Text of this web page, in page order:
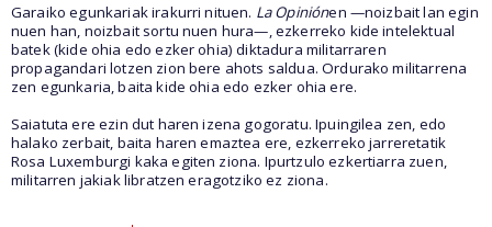
Garaiko egunkariak irakurri nituen. La Opiniónen —noizbait lan egin
nuen han, noizbait sortu nuen hura—, ezkerreko kide intelektual
batek (kide ohia edo ezker ohia) diktadura militarraren
propagandari lotzen zion bere ahots saldua. Ordurako militarrena
zen egunkaria, baita kide ohia edo ezker ohia ere.
Saiatuta ere ezin dut haren izena gogoratu. Ipuingilea zen, edo
halako zerbait, baita haren emaztea ere, ezkerreko jarreretatik
Rosa Luxemburgi kaka egiten ziona. Ipurtzulo ezkertiarra zuen,
militarren jakiak libratzen eragotziko ez ziona.